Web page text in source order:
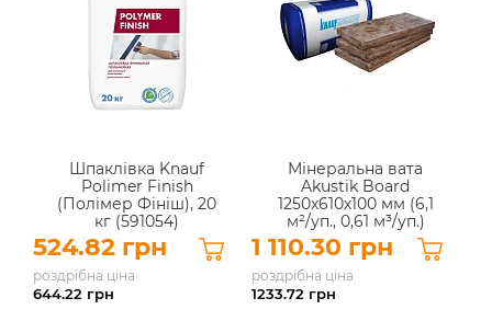
Шпаклівка Knauf
Polimer Finish
(Полімер Фініш), 20
кг (591054)
524.82 грн
роздрібна ціна
644.22 грн
Мінеральна вата
Akustik Board
1250x610x100 мм (6,1
м²/уп., 0,61 м³/уп.)
1 110.30 грн
роздрібна ціна
1233.72 грн